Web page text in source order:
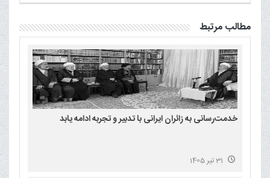
مطالب مرتبط
خدمت‌رسانی به زائران ایرانی با تدبیر و تجربه ادامه یابد
31 تیر 1405